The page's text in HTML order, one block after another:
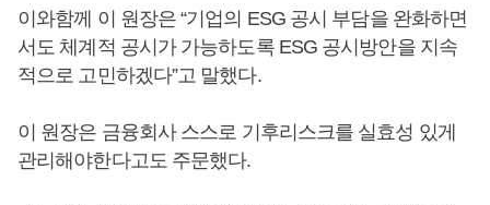
이와함께 이 원장은 “기업의 ESG 공시 부담을 완화하면
서도 체계적 공시가 가능하도록 ESG 공시방안을 지속
적으로 고민하겠다”고 말했다.
이 원장은 금융회사 스스로 기후리스크를 실효성 있게
관리해야한다고도 주문했다.